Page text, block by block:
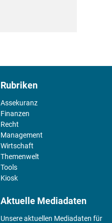
Rubriken
Assekuranz
Finanzen
Recht
Management
Wirtschaft
Themenwelt
Tools
Kiosk
Aktuelle Mediadaten
Unsere aktuellen Mediadaten für